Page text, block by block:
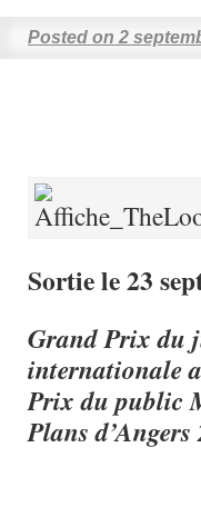
Posted on 2
Sortie le 23
Grand Prix du
internationale
Prix du public
Plans d’Angers